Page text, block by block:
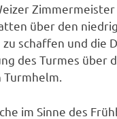
über den
schaffen und die
des Turmes über
im Sinne des